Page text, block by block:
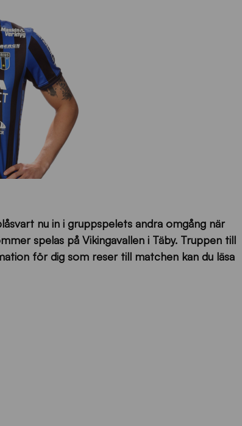
nu in i gruppspelets andra omgång när
spelas på Vikingavallen i Täby. Truppen till
för dig som reser till matchen kan du läsa